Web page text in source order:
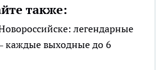
также:
легендарные
каждые выходные до 6